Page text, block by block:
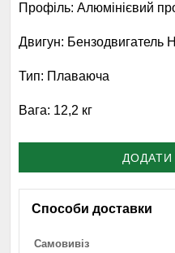
Профіль: Алюмінієвий
Двигун: Бензодвигатель
Тип: Плаваюча
Вага: 12,2 кг
Способи доставки
Самовивіз